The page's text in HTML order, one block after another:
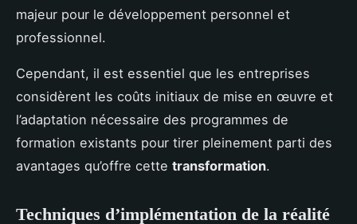
majeur pour le développement personnel et
professionnel.
Cependant, il est essentiel que les entreprises
considèrent les coûts initiaux de mise en œuvre et
l’adaptation nécessaire des programmes de
formation existants pour tirer pleinement parti des
avantages qu’offre cette transformation.
Techniques d’implémentation de la réalité